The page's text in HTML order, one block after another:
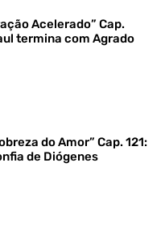
Acelerado” Cap.
termina com Agrado
do Amor” Cap. 121:
de Diógenes